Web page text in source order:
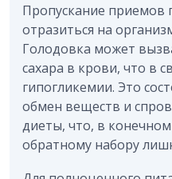
Пропускание
отразиться на
Голодовка может
сахара в крови, что в
гипогликемии. Это
обмен веществ и
диеты, что, в
обратному набору